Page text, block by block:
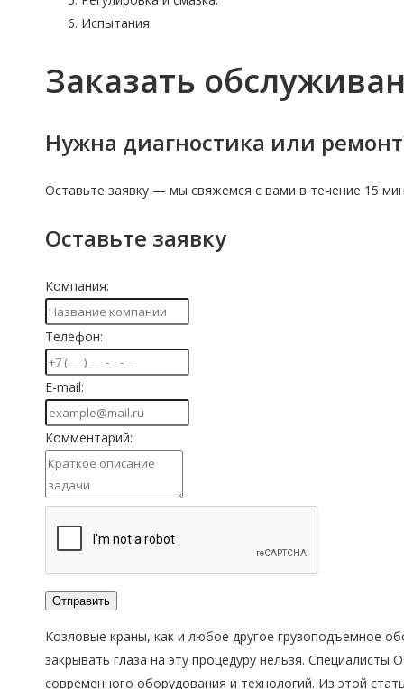
Испытания.
Заказать
Нужна диагностика или
Оставьте заявку — мы свяжемся с вами в течение 15
Оставьте заявку
Компания:
Телефон:
E-mail:
Комментарий:
Отправить
Козловые краны, как и любое другое грузоподъемное
закрывать глаза на эту процедуру нельзя.
современного оборудования и технологий. Из этой